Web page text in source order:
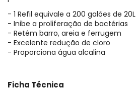
- 1 Refil equivale a 200 galões de 20L
- Inibe a proliferação de bactérias
- Retém barro, areia e ferrugem
- Excelente redução de cloro
- Proporciona água alcalina
Ficha Técnica